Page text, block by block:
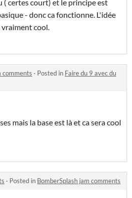
( certes court) et le principe est
- donc ca fonctionne. L'idée
vraiment cool.
comments · Posted in Faire du 9 avec du
mais la base est là et ca sera cool
· Posted in BomberSplash jam comments